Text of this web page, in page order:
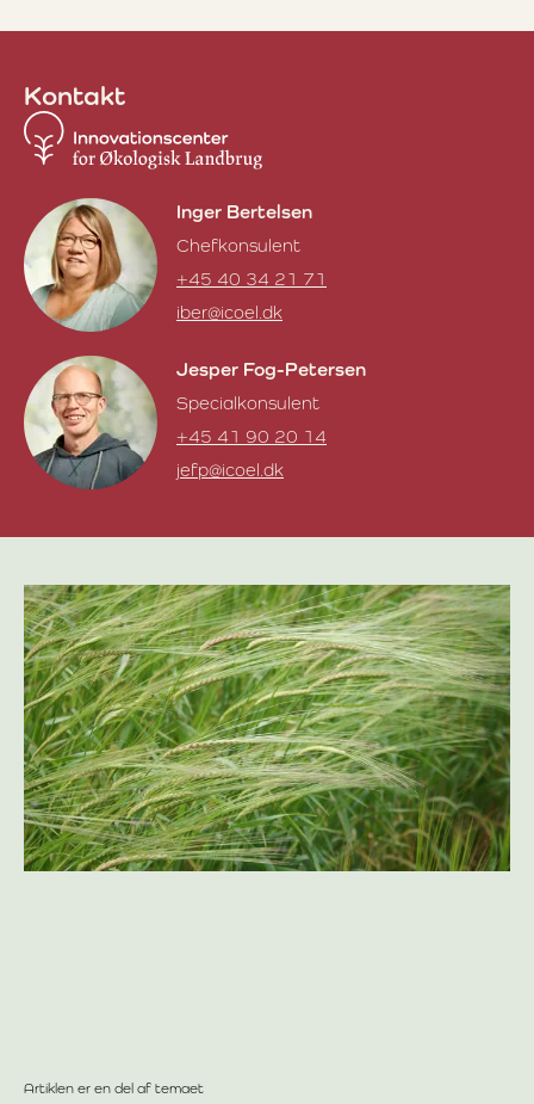
Kontakt
Inger Bertelsen
Chefkonsulent
+45 40 34 21 71
iber@icoel.dk
Jesper Fog-Petersen
Specialkonsulent
+45 41 90 20 14
jefp@icoel.dk
Artiklen er en del af temaet